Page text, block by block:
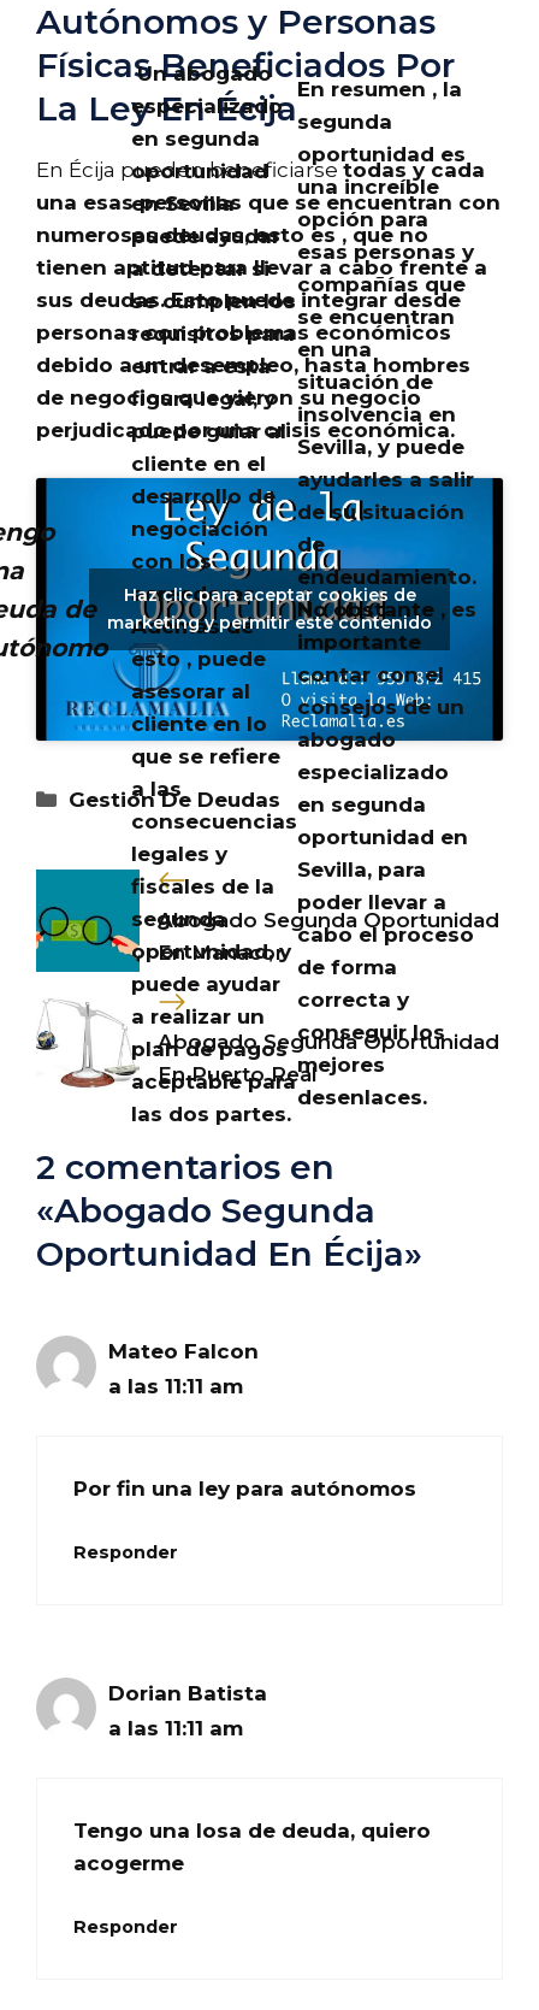
Autónomos y Personas
Físicas Beneficiados Por
La Ley En Écija
En Écija pueden beneficiarse todas y cada
una esas personas que se encuentran con
numerosas deudas, esto es , que no
tienen aptitud para llevar a cabo frente a
sus deudas. Esto puede integrar desde
personas con problemas económicos
debido a un desempleo, hasta hombres
de negocios que vieron su negocio
perjudicado por una crisis económica.
de
Un abogado
especializado
en segunda
oportunidad
en Sevilla
puede ayudar
a detectar si
se cumplen los
requisitos para
entrar a esta
figura legal, y
puede guiar al
cliente en el
desarrollo de
negociación
con los
acreedores.
Además de
esto , puede
asesorar al
cliente en lo
que se refiere
a las
consecuencias
legales y
fiscales de la
segunda
oportunidad, y
puede ayudar
a realizar un
plan de pagos
aceptable para
las dos partes.
En resumen , la
segunda
oportunidad es
una increíble
opción para
esas personas y
compañías que
se encuentran
en una
situación de
insolvencia en
Sevilla, y puede
ayudarles a salir
de su situación
de
endeudamiento.
No obstante , es
importante
contar con el
consejos de un
abogado
especializado
en segunda
oportunidad en
Sevilla, para
poder llevar a
cabo el proceso
de forma
correcta y
conseguir los
mejores
desenlaces.
Haz clic para aceptar cookies de
marketing y permitir este contenido
Categorías
Gestión De Deudas
Abogado Segunda Oportunidad
En Manacor
Abogado Segunda Oportunidad
En Puerto Real
2 comentarios en
«Abogado Segunda
Oportunidad En Écija»
Mateo Falcon
a las 11:11 am
Por fin una ley para autónomos
Responder
Dorian Batista
a las 11:11 am
Tengo una losa de deuda, quiero
acogerme
Responder